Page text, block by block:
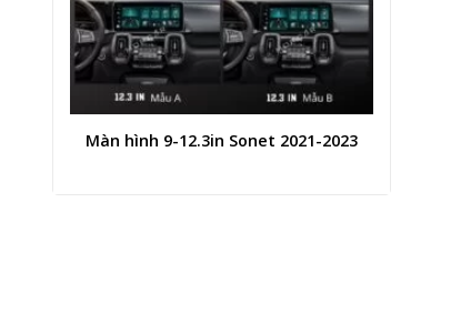
Màn hình 9-12.3in Sonet 2021-2023